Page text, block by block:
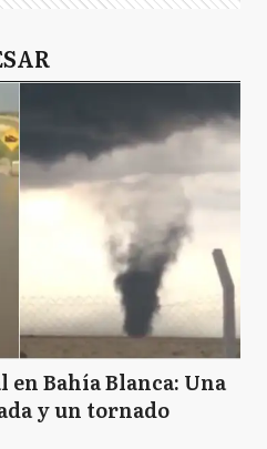
Bahía Blanca: Una
y un tornado